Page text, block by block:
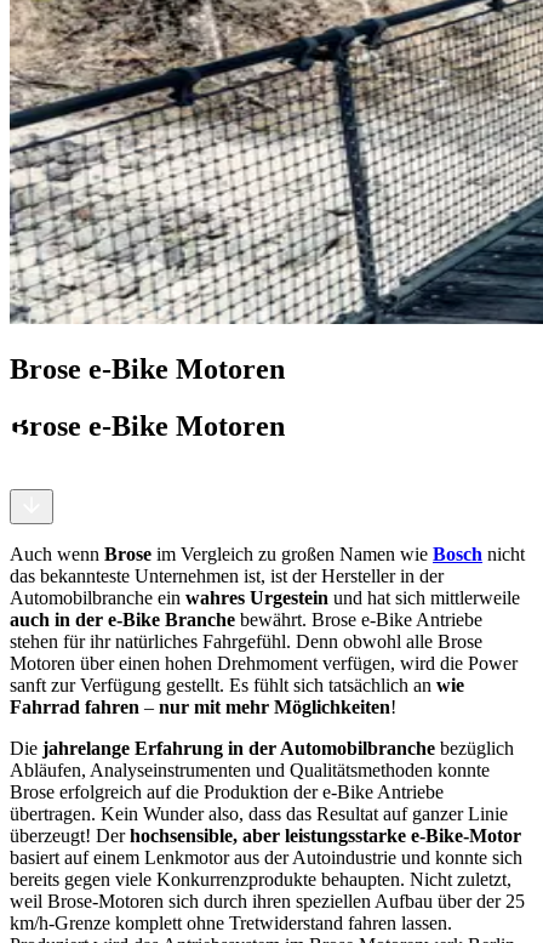
Brose e-Bike Motoren
Brose e-Bike Motoren
Auch wenn Brose im Vergleich zu großen Namen wie Bosch nicht
das bekannteste Unternehmen ist, ist der Hersteller in der
Automobilbranche ein wahres Urgestein und hat sich mittlerweile
auch in der e-Bike Branche bewährt. Brose e-Bike Antriebe
stehen für ihr natürliches Fahrgefühl. Denn obwohl alle Brose
Motoren über einen hohen Drehmoment verfügen, wird die Power
sanft zur Verfügung gestellt. Es fühlt sich tatsächlich an wie
Fahrrad fahren – nur mit mehr Möglichkeiten!
Die jahrelange Erfahrung in der Automobilbranche bezüglich
Abläufen, Analyseinstrumenten und Qualitätsmethoden konnte
Brose erfolgreich auf die Produktion der e-Bike Antriebe
übertragen. Kein Wunder also, dass das Resultat auf ganzer Linie
überzeugt! Derhochsensible, aber leistungsstarke e-Bike-Motor
basiert auf einem Lenkmotor aus der Autoindustrie und konnte sich
bereits gegen viele Konkurrenzprodukte behaupten. Nicht zuletzt,
weil Brose-Motoren sich durch ihren speziellen Aufbau über der 25
km/h-Grenze komplett ohne Tretwiderstand fahren lassen.